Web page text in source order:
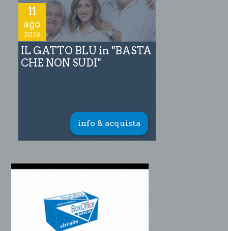
11
ago
2026
IL GATTO BLU in "BASTA
CHE NON SUDI"
info & acquista